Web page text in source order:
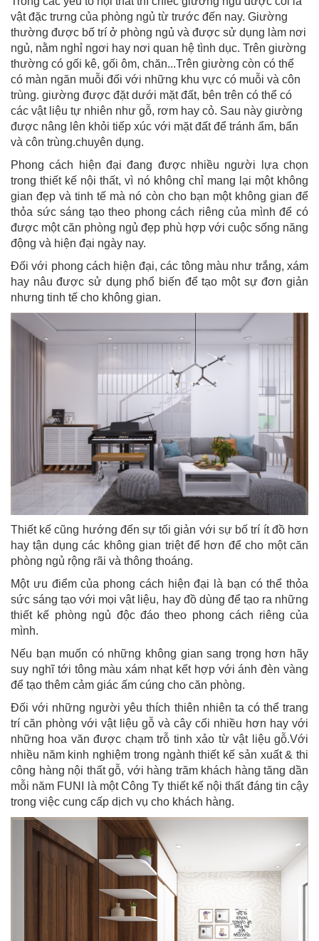
vật đặc trưng của phòng ngủ từ trước đến nay. Giường
thường được bố trí ở phòng ngủ và được sử dụng làm nơi
ngủ, nằm nghỉ ngơi hay nơi quan hệ tình dục. Trên giường
thường có gối kê, gối ôm, chăn...Trên giường còn có thể
có màn ngăn muỗi đối với những khu vực có muỗi và côn
trùng. giường được đặt dưới mặt đất, bên trên có thể có
các vật liệu tự nhiên như gỗ, rơm hay cỏ. Sau này giường
được nâng lên khỏi tiếp xúc với mặt đất để tránh ẩm, bẩn
và côn trùng.chuyên dụng.
Phong cách hiện đại đang được nhiều người lựa chọn
trong thiết kế nội thất, vì nó không chỉ mang lại một không
gian đẹp và tinh tế mà nó còn cho bạn một không gian để
thỏa sức sáng tạo theo phong cách riêng của mình để có
được một căn phòng ngủ đẹp phù hợp với cuộc sống năng
động và hiện đại ngày nay.
Đối với phong cách hiện đại, các tông màu như trắng, xám
hay nâu được sử dụng phổ biến để tạo một sự đơn giản
nhưng tinh tế cho không gian.
Thiết kế cũng hướng đến sự tối giản với sự bố trí ít đồ hơn
hay tận dụng các không gian triệt để hơn để cho một căn
phòng ngủ rộng rãi và thông thoáng.
Một ưu điểm của phong cách hiện đại là bạn có thể thỏa
sức sáng tạo với mọi vật liệu, hay đồ dùng để tạo ra những
thiết kế phòng ngủ độc đáo theo phong cách riêng của
mình.
Nếu bạn muốn có những không gian sang trọng hơn hãy
suy nghĩ tới tông màu xám nhạt kết hợp với ánh đèn vàng
để tạo thêm cảm giác ấm cúng cho căn phòng.
Đối với những người yêu thích thiên nhiên ta có thể trang
trí căn phòng với vật liệu gỗ và cây cối nhiều hơn hay với
những hoa văn được chạm trỗ tinh xảo từ vật liệu gỗ.Với
nhiều năm kinh nghiệm trong ngành thiết kế sản xuất & thi
công hàng nội thất gỗ, với hàng trăm khách hàng tăng dần
mỗi năm FUNI là một Công Ty thiết kế nội thất đáng tin cậy
trong việc cung cấp dịch vụ cho khách hàng.